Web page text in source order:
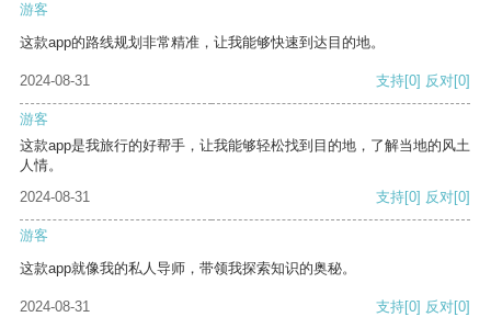
游客
这款app的路线规划非常精准，让我能够快速到达目的地。
2024-08-31 支持[0] 反对[0]
游客
这款app是我旅行的好帮手，让我能够轻松找到目的地，了解当地的风土
人情。
2024-08-31
支持[0] 反对[0]
游客
这款app就像我的私人导师，带领我探索知识的奥秘。
2024-08-31 支持[0] 反对[0]